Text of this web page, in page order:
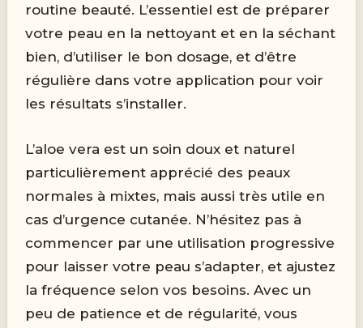
routine beauté. L’essentiel est de préparer
votre peau en la nettoyant et en la séchant
bien, d’utiliser le bon dosage, et d’être
régulière dans votre application pour voir
les résultats s’installer.
L’aloe vera est un soin doux et naturel
particulièrement apprécié des peaux
normales à mixtes, mais aussi très utile en
cas d’urgence cutanée. N’hésitez pas à
commencer par une utilisation progressive
pour laisser votre peau s’adapter, et ajustez
la fréquence selon vos besoins. Avec un
peu de patience et de régularité, vous